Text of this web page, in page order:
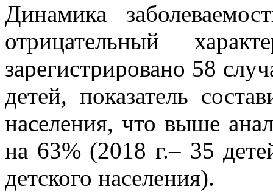
Динамика
отрицательный
зарегистрировано 58
детей, показатель
населения, что выше
на 63% (2018 г.– 35
детского населения).